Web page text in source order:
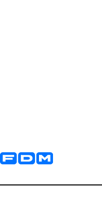
Yderligere information og